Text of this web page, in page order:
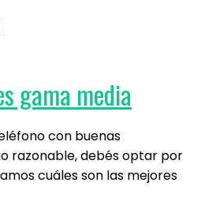
gama media
con buenas
razonable, debés optar por
cuáles son las mejores